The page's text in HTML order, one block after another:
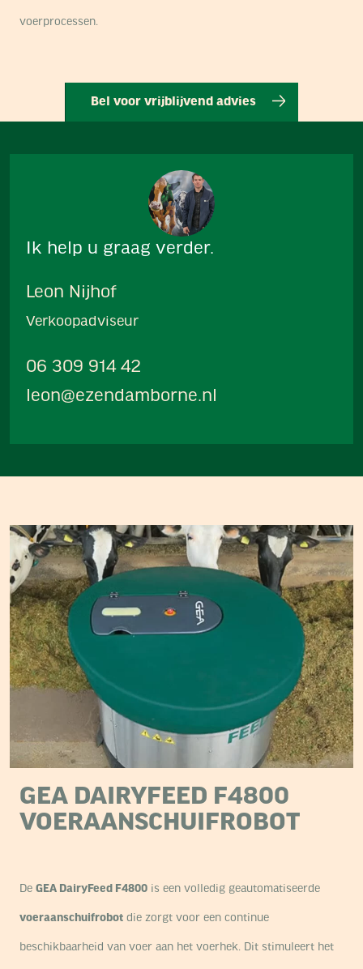
voerprocessen.
Bel voor vrijblijvend advies
Ik help u graag verder.
Leon Nijhof
Verkoopadviseur
06 309 914 42
leon@ezendamborne.nl
GEA DAIRYFEED F4800
VOERAANSCHUIFROBOT
De GEA DairyFeed F4800 is een volledig geautomatiseerde
voeraanschuifrobot die zorgt voor een continue
beschikbaarheid van voer aan het voerhek. Dit stimuleert het